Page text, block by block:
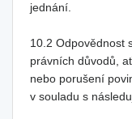
jednání.
10.2 Odpovědnost
právních důvodů,
nebo porušení
v souladu s